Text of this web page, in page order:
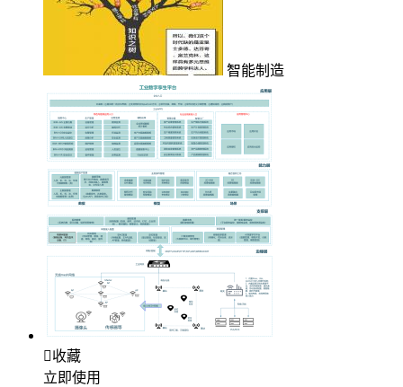
智能制造
收藏
立即使用